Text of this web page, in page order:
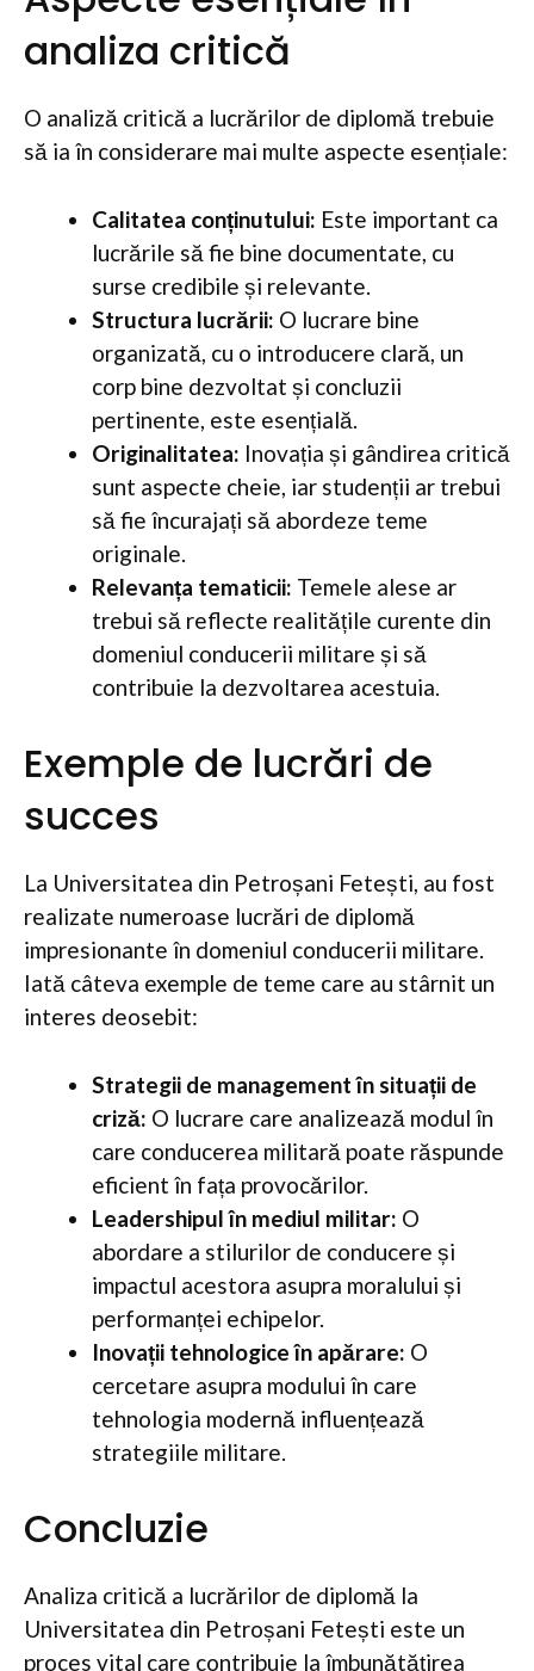
analiza critică
O analiză critică a lucrărilor de diplomă trebuie
să ia în considerare mai multe aspecte esențiale:
Calitatea conținutului: Este important ca
lucrările să fie bine documentate, cu
surse credibile și relevante.
Structura lucrării: O lucrare bine
organizată, cu o introducere clară, un
corp bine dezvoltat și concluzii
pertinente, este esențială.
Originalitatea: Inovația și gândirea critică
sunt aspecte cheie, iar studenții ar trebui
să fie încurajați să abordeze teme
originale.
Relevanța tematicii: Temele alese ar
trebui să reflecte realitățile curente din
domeniul conducerii militare și să
contribuie la dezvoltarea acestuia.
Exemple de lucrări de
succes
La Universitatea din Petroșani Fetești, au fost
realizate numeroase lucrări de diplomă
impresionante în domeniul conducerii militare.
Iată câteva exemple de teme care au stârnit un
interes deosebit:
Strategii de management în situații de
criză: O lucrare care analizează modul în
care conducerea militară poate răspunde
eficient în fața provocărilor.
Leadershipul în mediul militar: O
abordare a stilurilor de conducere și
impactul acestora asupra moralului și
performanței echipelor.
Inovații tehnologice în apărare: O
cercetare asupra modului în care
tehnologia modernă influențează
strategiile militare.
Concluzie
Analiza critică a lucrărilor de diplomă la
Universitatea din Petroșani Fetești este un
proces vital care contribuie la îmbunătățirea